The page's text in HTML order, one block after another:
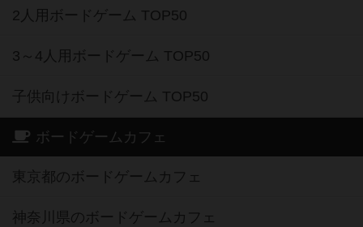
2人用ボードゲーム TOP50
3～4人用ボードゲーム TOP50
子供向けボードゲーム TOP50
ボードゲームカフェ
東京都のボードゲームカフェ
神奈川県のボードゲームカフェ